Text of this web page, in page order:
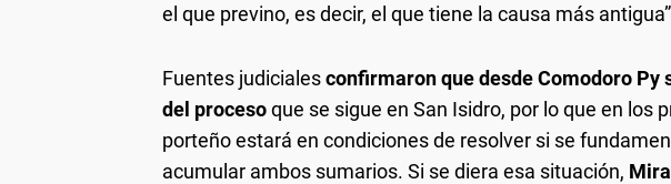
el que previno, es decir, el que tiene la causa más
Fuentes judicialesconfirmaron que desde Comodoro
del procesoque se sigue en San Isidro, por lo que en los
porteño estará en condiciones de resolver si se
acumular ambos sumarios. Si se diera esa situación,